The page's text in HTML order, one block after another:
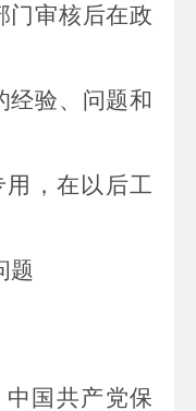
门审核后在政
经验、问题和
，在以后工
题
中国共产党保